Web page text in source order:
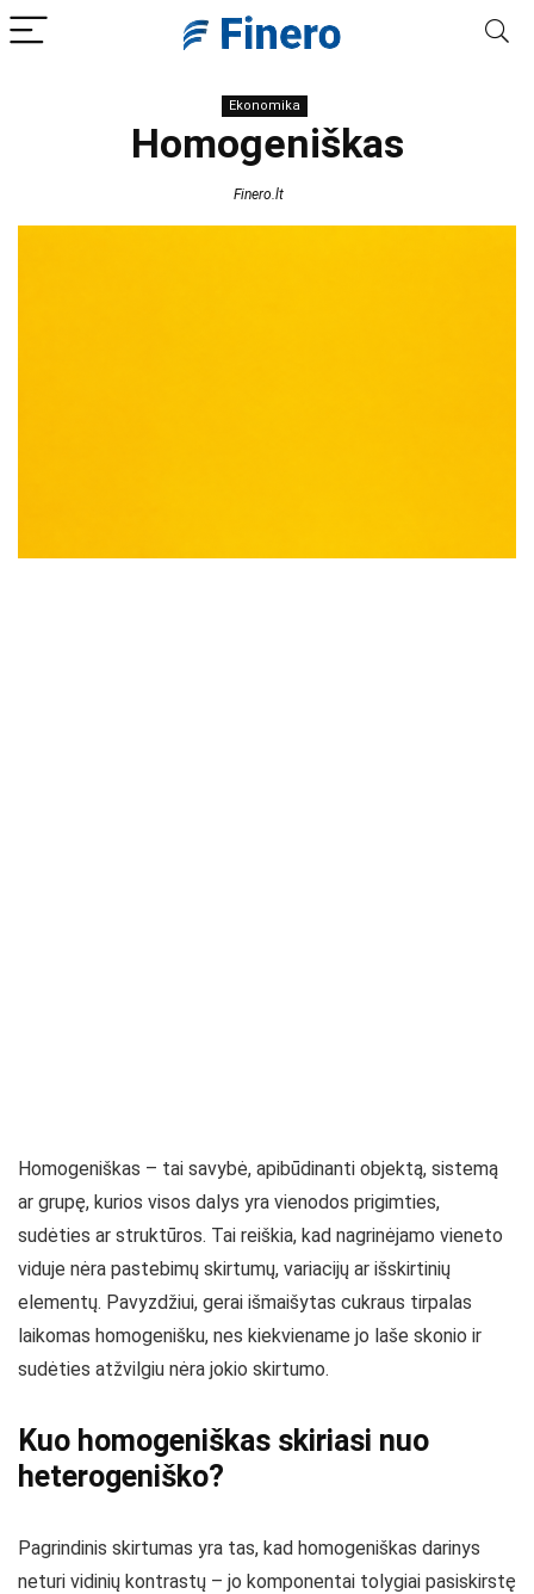
Ekonomika
Homogeniškas
Finero.lt
Homogeniškas – tai savybė, apibūdinanti objektą, sistemą
ar grupę, kurios visos dalys yra vienodos prigimties,
sudėties ar struktūros. Tai reiškia, kad nagrinėjamo vieneto
viduje nėra pastebimų skirtumų, variacijų ar išskirtinių
elementų. Pavyzdžiui, gerai išmaišytas cukraus tirpalas
laikomas homogenišku, nes kiekviename jo laše skonio ir
sudėties atžvilgiu nėra jokio skirtumo.
Kuo homogeniškas skiriasi nuo
heterogeniško?
Pagrindinis skirtumas yra tas, kad homogeniškas darinys
neturi vidinių kontrastų – jo komponentai tolygiai pasiskirstę